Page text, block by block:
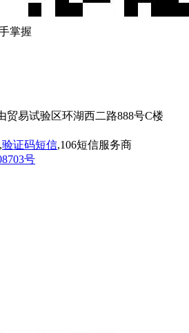
掌握
贸易试验区环湖西二路888号C楼
,验证码短信,106短信服务商
号